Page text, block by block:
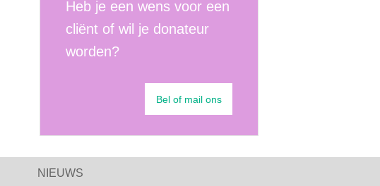
Heb je een wens voor een
cliënt of wil je donateur
worden?
Bel of mail ons
NIEUWS